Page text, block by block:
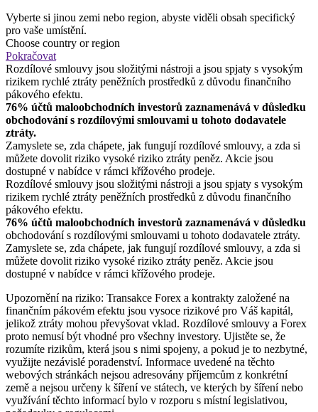
Vyberte si jinou zemi nebo region, abyste viděli obsah specifický
pro vaše umístění.
Choose country or region
Pokračovat
Rozdílové smlouvy jsou složitými nástroji a jsou spjaty s vysokým
rizikem rychlé ztráty peněžních prostředků z důvodu finančního
pákového efektu.
76% účtů maloobchodních investorů zaznamenává v důsledku
obchodování s rozdílovými smlouvami u tohoto dodavatele
ztráty.
Zamyslete se, zda chápete, jak fungují rozdílové smlouvy, a zda si
můžete dovolit riziko vysoké riziko ztráty peněz. Akcie jsou
dostupné v nabídce v rámci křížového prodeje.
Rozdílové smlouvy jsou složitými nástroji a jsou spjaty s vysokým
rizikem rychlé ztráty peněžních prostředků z důvodu finančního
pákového efektu.
76% účtů maloobchodních investorů zaznamenává v důsledku
obchodování s rozdílovými smlouvami u tohoto dodavatele ztráty.
Zamyslete se, zda chápete, jak fungují rozdílové smlouvy, a zda si
můžete dovolit riziko vysoké riziko ztráty peněz. Akcie jsou
dostupné v nabídce v rámci křížového prodeje.
Upozornění na riziko: Transakce Forex a kontrakty založené na
finančním pákovém efektu jsou vysoce rizikové pro Váš kapitál,
jelikož ztráty mohou převyšovat vklad. Rozdílové smlouvy a Forex
proto nemusí být vhodné pro všechny investory. Ujistěte se, že
rozumíte rizikům, která jsou s nimi spojeny, a pokud je to nezbytné,
využijte nezávislé poradenství. Informace uvedené na těchto
webových stránkách nejsou adresovány příjemcům z konkrétní
země a nejsou určeny k šíření ve státech, ve kterých by šíření nebo
využívání těchto informací bylo v rozporu s místní legislativou,